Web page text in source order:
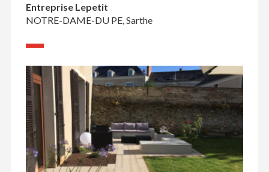
Entreprise Lepetit
NOTRE-DAME-DU PE, Sarthe